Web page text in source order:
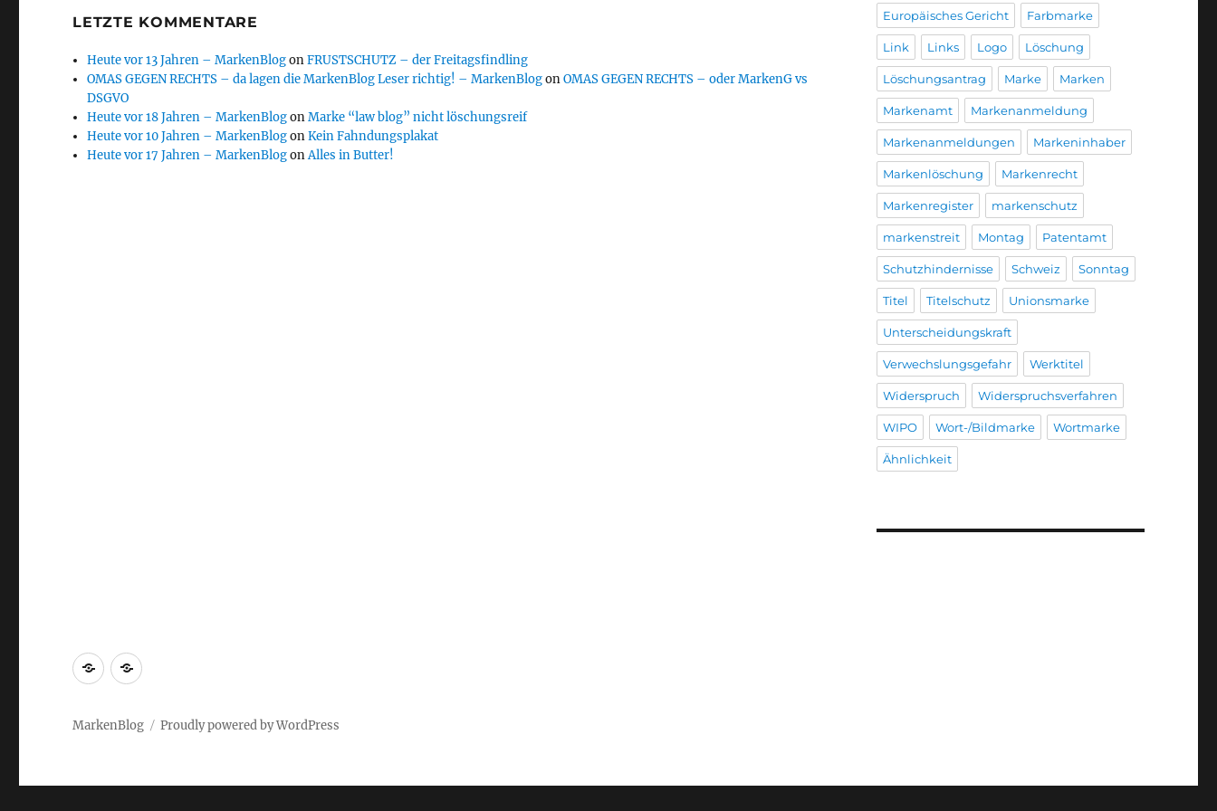
LETZTE KOMMENTARE
Heute vor 13 Jahren – MarkenBlogonFRUSTSCHUTZ – der Freitagsfindling
OMAS GEGEN RECHTS – da lagen die MarkenBlog Leser richtig! – MarkenBlogonOMAS GEGEN RECHTS – oder MarkenG vs
DSGVO
Heute vor 18 Jahren – MarkenBlogonMarke “law blog” nicht löschungsreif
Heute vor 10 Jahren – MarkenBlogonKein Fahndungsplakat
Heute vor 17 Jahren – MarkenBlogonAlles in Butter!
Europäisches Gericht Farbmarke
Link Links Logo Löschung
Löschungsantrag Marke Marken
Markenamt Markenanmeldung
Markenanmeldungen Markeninhaber
Markenlöschung Markenrecht
Markenregister markenschutz
markenstreit Montag Patentamt
Schutzhindernisse Schweiz Sonntag
Titel Titelschutz Unionsmarke
Unterscheidungskraft
Verwechslungsgefahr Werktitel
Widerspruch Widerspruchsverfahren
WIPO Wort-/Bildmarke Wortmarke
Ähnlichkeit
Markenrecherche
Gastbeiträge
MarkenBlog Proudly powered by WordPress